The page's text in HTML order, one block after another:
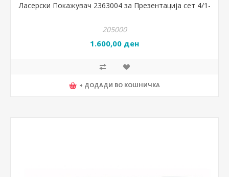
Ласерски Покажувач 2363004 за Презентација сет 4/1-
205000
1.600,00 ден
+ ДОДАДИ ВО КОШНИЧКА